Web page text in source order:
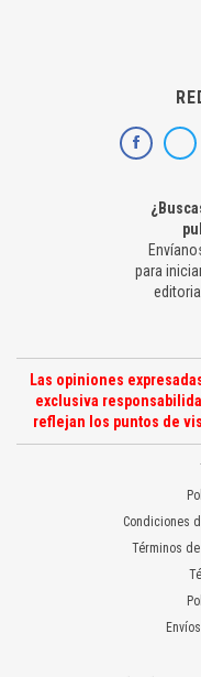
para
Las opiniones
exclusiva
reflejan los puntos de
Condiciones
Términos